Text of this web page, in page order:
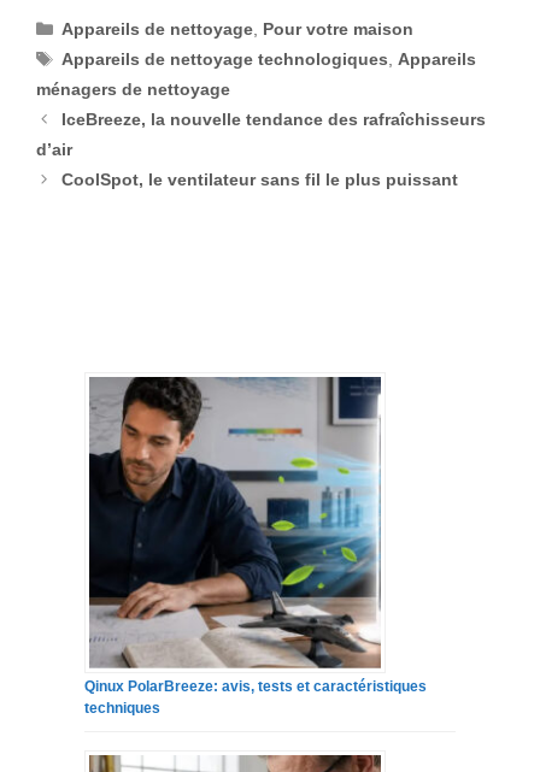
Catégories
Appareils de nettoyage Pour votre maison
Étiquettes
Appareils de nettoyage technologiques
Appareils
ménagers de nettoyage
IceBreeze, la nouvelle tendance des rafraîchisseurs
d’air
CoolSpot, le ventilateur sans fil le plus puissant
Qinux PolarBreeze: avis, tests et caractéristiques
techniques